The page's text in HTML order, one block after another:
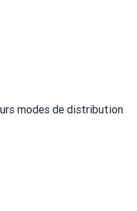
modes de distribution